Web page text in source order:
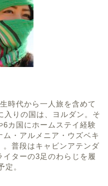
時代から一人旅を含めて
入りの国は、ヨルダン。そ
カ国にホームステイ経験
・アルメニア・ウズベキ
。普段はキャビンアテンダ
ターの3足のわらじを履
定。